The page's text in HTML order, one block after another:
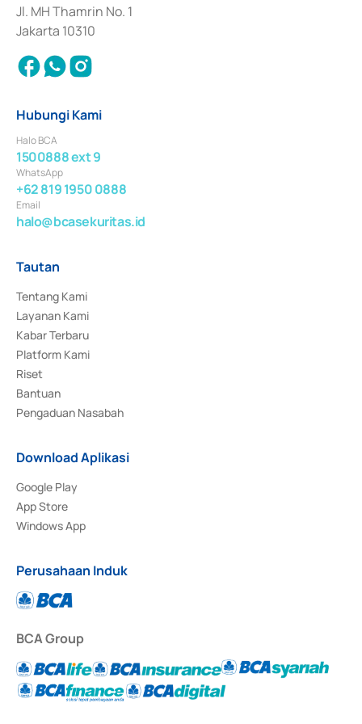
Jl. MH Thamrin No. 1
Jakarta 10310
Hubungi Kami
Halo BCA
1500888 ext 9
WhatsApp
+62 819 1950 0888
Email
halo@bcasekuritas.id
Tautan
Tentang Kami
Layanan Kami
Kabar Terbaru
Platform Kami
Riset
Bantuan
Pengaduan Nasabah
Download Aplikasi
Google Play
App Store
Windows App
Perusahaan Induk
BCA Group